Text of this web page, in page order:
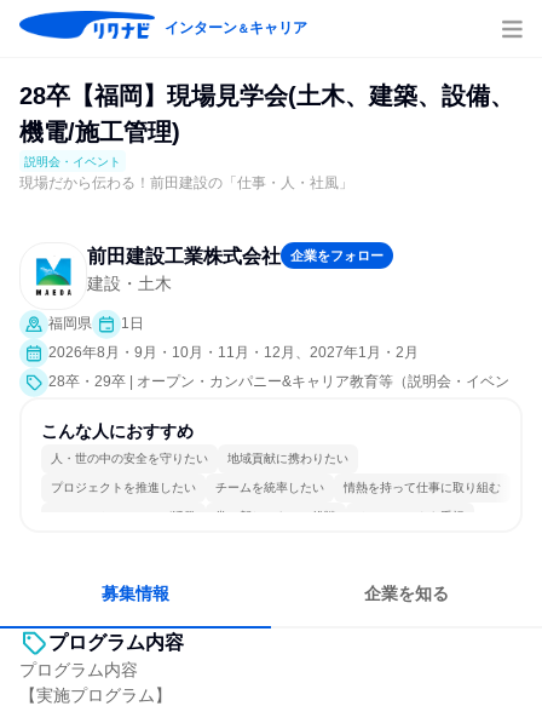
インターン＆キャリア
28卒【福岡】現場見学会(土木、建築、設備、
機電/施工管理)
説明会・イベント
現場だから伝わる！前田建設の「仕事・人・社風」
前田建設工業株式会社 企業をフォロー
建設・土木
福岡県
1日
2026年8月・9月・10月・11月・12月、2027年1月・2月
28卒・29卒 | オープン・カンパニー&キャリア教育等（説明会・イベン
界研究]）
こんな人におすすめ
人・世の中の安全を守りたい 地域貢献に携わりたい
プロジェクトを推進したい チームを統率したい 情熱を持って仕事に取り組む
コミュニケーションが活発 常に新しいものに挑戦 チームワークを重視
募集情報 企業を知る
プログラム内容
プログラム内容
【実施プログラム】